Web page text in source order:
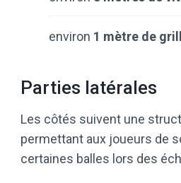
environ 1 mètre de
Parties latérales
Les côtés suivent une
permettant aux joueurs de
certaines balles lors des